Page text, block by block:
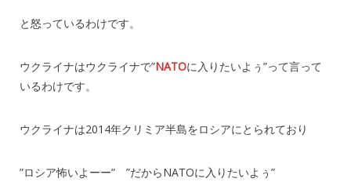
と怒っているわけです。
ウクライナはウクライナで”NATOに入りたいよぅ”って言って
いるわけです。
ウクライナは2014年クリミア半島をロシアにとられており
”ロシア怖いよーー” ”だからNATOに入りたいよぅ”